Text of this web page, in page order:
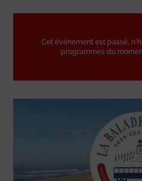
Cet événement est passé,
programmes du